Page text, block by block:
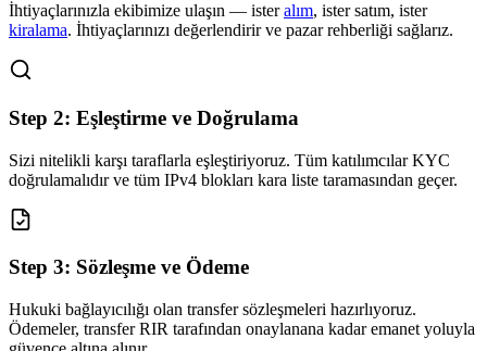
İhtiyaçlarınızla ekibimize ulaşın — isteralım, ister satım, ister
kiralama. İhtiyaçlarınızı değerlendirir ve pazar rehberliği sağlarız.
Step 2: Eşleştirme ve Doğrulama
Sizi nitelikli karşı taraflarla eşleştiriyoruz. Tüm katılımcılar KYC
doğrulamalıdır ve tüm IPv4 blokları kara liste taramasından geçer.
Step 3: Sözleşme ve Ödeme
Hukuki bağlayıcılığı olan transfer sözleşmeleri hazırlıyoruz.
Ödemeler, transfer RIR tarafından onaylanana kadar emanet yoluyla